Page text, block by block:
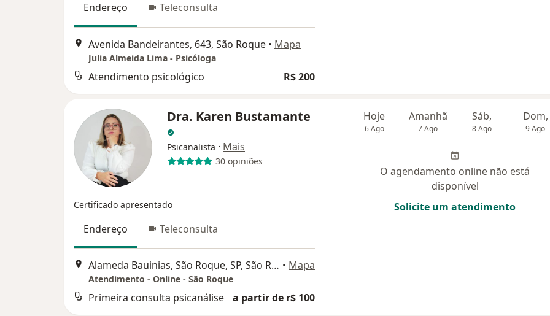
Endereço Teleconsulta
Avenida Bandeirantes, 643, São Roque • Mapa
Julia Almeida Lima - Psicóloga
Atendimento psicológico R$ 200
Dra. Karen Bustamante
Psicanalista · Mais
30 opiniões
Certificado apresentado
Endereço Teleconsulta
Alameda Bauinias, São Roque, SP, São Roque • Mapa
Atendimento - Online - São Roque
Primeira consulta psicanálise a partir de r$ 100
Hoje
6 Ago
Amanhã
7 Ago
Sáb,
8 Ago
Dom,
9 Ago
O agendamento online não está
disponível
Solicite um atendimento